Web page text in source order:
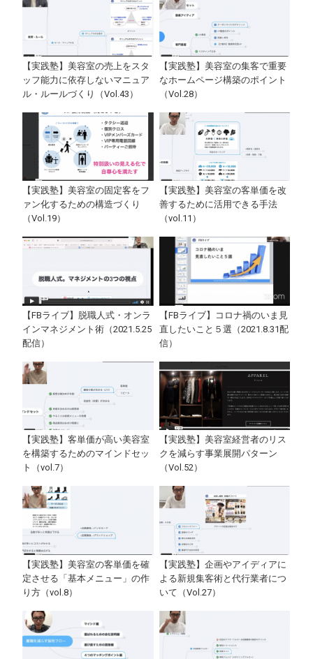
【実践塾】美容室の売上をスタ
ッフ能力に依存しないマニュア
ル・ルールづくり（Vol.43）
【実践塾】美容室の集客で重要
なホームページ構築のポイント
（Vol.28）
【実践塾】美容室の固定客をフ
ァン化するための構造づくり
（Vol.19）
【実践塾】美容室の客単価を改
善するために活用できる手法
（vol.11）
【FBライブ】脱職人式・オンラ
インマネジメント術（2021.5.25
配信）
【FBライブ】コロナ禍のいま見
直したいこと５選（2021.8.31配
信）
【実践塾】客単価が高い美容室
を構築するためのマインドセッ
ト（vol.7）
【実践塾】美容室経営者のリス
クを減らす事業展開パターン
（Vol.52）
【実践塾】美容室の客単価を確
定させる「基本メニュー」の作
り方（vol.8）
【実践塾】企画やアイディアに
よる新規集客術と代行業者につ
いて（Vol.27）